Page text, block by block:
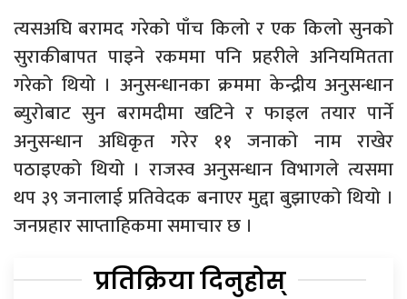
त्यसअघि बरामद गरेको पाँच किलो र एक किलो सुनको
सुराकीबापत पाइने रकममा पनि प्रहरीले अनियमितता
गरेको थियो । अनुसन्धानका क्रममा केन्द्रीय अनुसन्धान
ब्युरोबाट सुन बरामदीमा खटिने र फाइल तयार पार्ने
अनुसन्धान अधिकृत गरेर ११ जनाको नाम राखेर
पठाइएको थियो । राजस्व अनुसन्धान विभागले त्यसमा
थप ३९ जनालाई प्रतिवेदक बनाएर मुद्दा बुझाएको थियो ।
जनप्रहार साप्ताहिकमा समाचार छ ।
प्रतिक्रिया दिनुहोस्